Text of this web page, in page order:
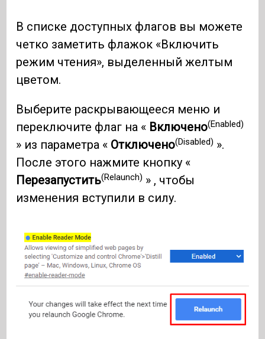
В списке доступных флагов вы можете
четко заметить флажок «Включить
режим чтения», выделенный желтым
цветом.
Выберите раскрывающееся меню и
переключите флаг на « Включено(Enabled)
» из параметра « Отключено(Disabled) ».
После этого нажмите кнопку «
Перезапустить(Relaunch) » , чтобы
изменения вступили в силу.